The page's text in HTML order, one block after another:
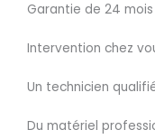
Garantie de 24
Intervention chez
Un technicien
Du matériel